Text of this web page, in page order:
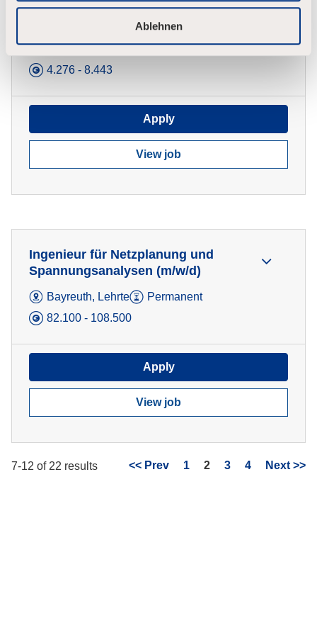
Ablehnen
Bedrijfsvoerder Elektrotechniek
Arnhem MCE
Permanent
4.276 - 8.443
Apply
View job
Ingenieur für Netzplanung und
Spannungsanalysen (m/w/d)
Bayreuth, Lehrte
Permanent
82.100 - 108.500
Apply
View job
7-12 of 22 results << Prev 1 Page
2 3 4 Next >>